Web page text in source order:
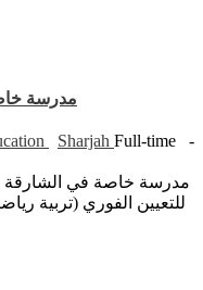
مدرسة
Sharjah Full-time
-
مدرسة خاصة في الشارقة
للتعيين الفوري (تربية